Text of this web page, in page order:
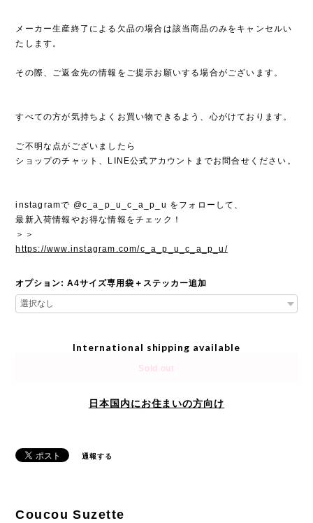
メーカー生産終了による欠品の場合は該当商品のみをキャンセルい
たします。
その際、ご返金先の情報をご提示お願いする場合がございます。
すべての方が気持ちよくお買い物できるよう、心がけております。
ご不明な点がございましたら
ショップのチャット、LINE公式アカウントまでお問合せください。
instagramで @c_a_p_u_c_a_p_u をフォローして、
最新入荷情報やお得な情報をチェック！
＞＞
https://www.instagram.com/c_a_p_u_c_a_p_u/
オプション: A4サイズ専用袋＋ステッカー追加
International shipping available
Sold out
日本国内にお住まいの方向け
通報する
Coucou Suzette